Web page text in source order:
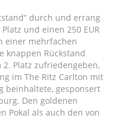
durch und errang
und einen 250 EUR
einer mehrfachen
knappen Rückstand
2. Platz zufriedengeben,
im The Ritz Carlton mit
beinhaltete, gesponsert
Den goldenen
Pokal als auch den von